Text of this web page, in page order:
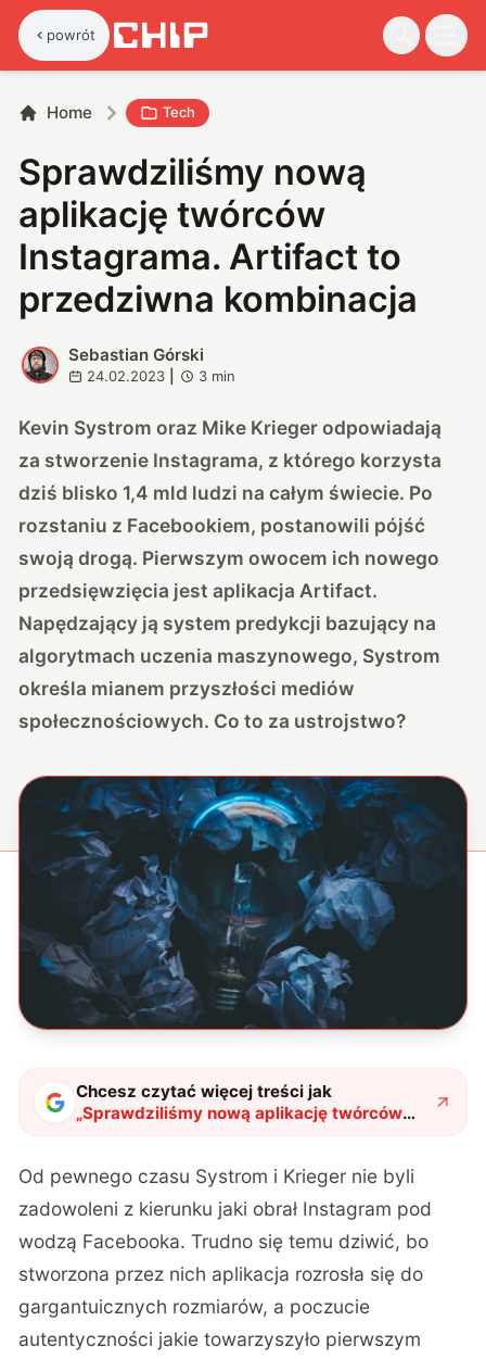
powrót
Home Tech
Sprawdziliśmy nową
aplikację twórców
Instagrama. Artifact to
przedziwna kombinacja
S
Sebastian Górski
24.02.2023 3 min
Kevin Systrom oraz Mike Krieger odpowiadają
za stworzenie Instagrama, z którego korzysta
dziś blisko 1,4 mld ludzi na całym świecie. Po
rozstaniu z Facebookiem, postanowili pójść
swoją drogą. Pierwszym owocem ich nowego
przedsięwzięcia jest aplikacja Artifact.
Napędzający ją system predykcji bazujący na
algorytmach uczenia maszynowego, Systrom
określa mianem przyszłości mediów
społecznościowych. Co to za ustrojstwo?
Chcesz czytać więcej treści jak
„Sprawdziliśmy nową aplikację twórców
Instagrama. Artifact to przedziwna
Od pewnego czasu Systrom i Krieger nie byli
zadowoleni z kierunku jaki obrał Instagram pod
wodzą Facebooka. Trudno się temu dziwić, bo
stworzona przez nich aplikacja rozrosła się do
gargantuicznych rozmiarów, a poczucie
autentyczności jakie towarzyszyło pierwszym